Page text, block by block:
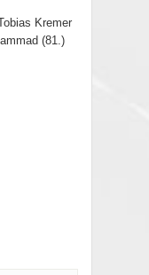
Kremer
(81.)